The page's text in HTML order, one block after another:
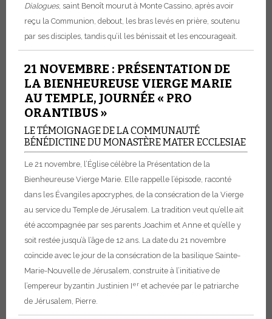
Dialogues, saint Benoît mourut à Monte Cassino, après avoir
reçu la Communion, debout, les bras levés en prière, soutenu
par ses disciples, tandis qu’il les bénissait et les encourageait.
21 NOVEMBRE : PRÉSENTATION DE
LA BIENHEUREUSE VIERGE MARIE
AU TEMPLE, JOURNÉE « PRO
ORANTIBUS »
LE TÉMOIGNAGE DE LA COMMUNAUTÉ
BÉNÉDICTINE DU MONASTÈRE MATER ECCLESIAE
Le 21 novembre, l’Église célèbre la Présentation de la
Bienheureuse Vierge Marie. Elle rappelle l’épisode, raconté
dans les Évangiles apocryphes, de la consécration de la Vierge
au service du Temple de Jérusalem. La tradition veut qu’elle ait
été accompagnée par ses parents Joachim et Anne et qu’elle y
soit restée jusqu’à l’âge de 12 ans. La date du 21 novembre
coïncide avec le jour de la consécration de la basilique Sainte-
Marie-Nouvelle de Jérusalem, construite à l’initiative de
l’empereur byzantin Justinien Ier et achevée par le patriarche
de Jérusalem, Pierre.